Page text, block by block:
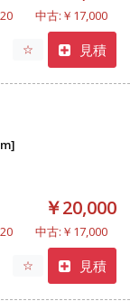
中古:￥17,000
☆ 見積
￥20,000
中古:￥17,000
☆ 見積